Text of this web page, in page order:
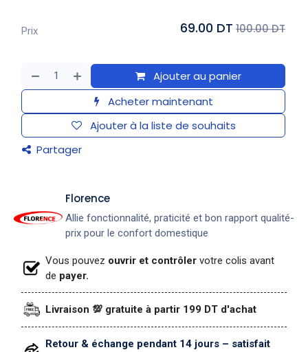
Ajouter au panier
Acheter maintenant
Ajouter à la liste de souhaits
Partager
Prix 69.00 DT 100.00 DT
​Florence
Allie fonctionnalité, praticité et bon rapport qualité-
prix pour le confort domestique
Vous pouvez ouvrir et contrôler votre colis avant
de payer.
Livraison 💯 gratuite à partir 199 DT d'achat
Retour & échange pendant 14 jours – satisfait